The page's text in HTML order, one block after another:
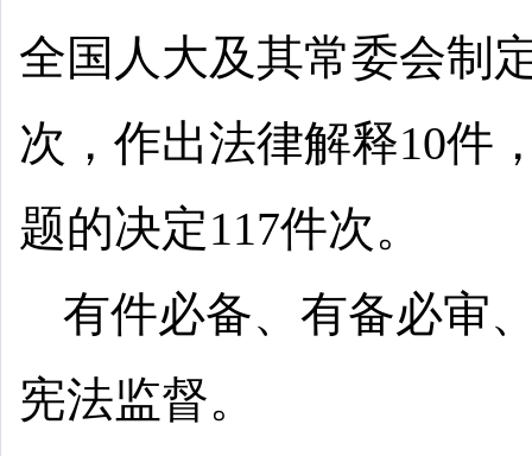
全国人大及其常委会制
次，作出法律解释10件
题的决定117件次。
有件必备、有备必审
宪法监督。